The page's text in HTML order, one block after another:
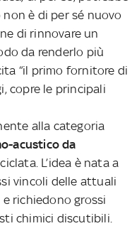
è di per sé nuovo
di rinnovare un
da renderlo più
“il primo fornitore di
copre le principali
alla categoria
acustico da
L’idea è nata a
vincoli delle attuali
richiedono grossi
chimici discutibili.